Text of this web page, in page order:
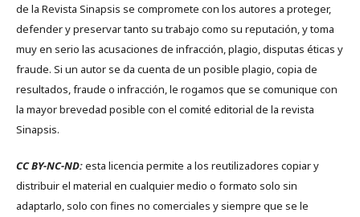
de la Revista Sinapsis se compromete con los autores a proteger,
defender y preservar tanto su trabajo como su reputación, y toma
muy en serio las acusaciones de infracción, plagio, disputas éticas y
fraude. Si un autor se da cuenta de un posible plagio, copia de
resultados, fraude o infracción, le rogamos que se comunique con
la mayor brevedad posible con el comité editorial de la revista
Sinapsis.
CC BY-NC-ND:esta licencia permite a los reutilizadores copiar y
distribuir el material en cualquier medio o formato solo sin
adaptarlo, solo con fines no comerciales y siempre que se le